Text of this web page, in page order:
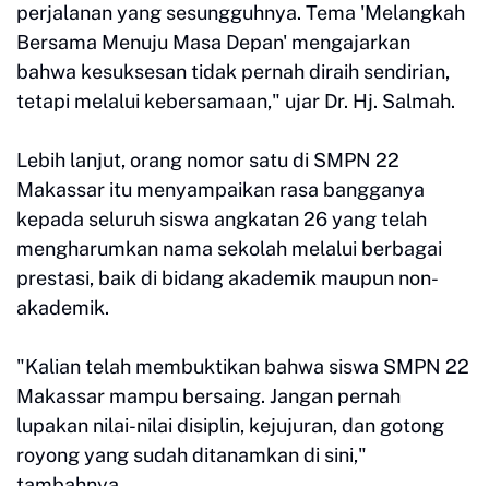
perjalanan yang sesungguhnya. Tema 'Melangkah
Bersama Menuju Masa Depan' mengajarkan
bahwa kesuksesan tidak pernah diraih sendirian,
tetapi melalui kebersamaan," ujar Dr. Hj. Salmah.
Lebih lanjut, orang nomor satu di SMPN 22
Makassar itu menyampaikan rasa bangganya
kepada seluruh siswa angkatan 26 yang telah
mengharumkan nama sekolah melalui berbagai
prestasi, baik di bidang akademik maupun non-
akademik.
"Kalian telah membuktikan bahwa siswa SMPN 22
Makassar mampu bersaing. Jangan pernah
lupakan nilai-nilai disiplin, kejujuran, dan gotong
royong yang sudah ditanamkan di sini,"